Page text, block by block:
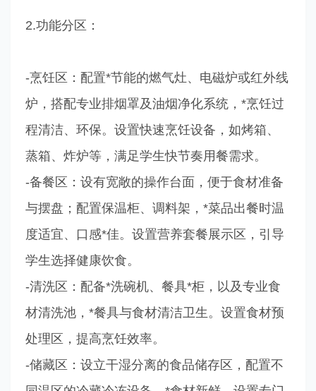
2.功能分区：
-烹饪区：配置*节能的燃气灶、电磁炉或红外线
炉，搭配专业排烟罩及油烟净化系统，*烹饪过
程清洁、环保。设置快速烹饪设备，如烤箱、
蒸箱、炸炉等，满足学生快节奏用餐需求。
-备餐区：设有宽敞的操作台面，便于食材准备
与摆盘；配置保温柜、调料架，*菜品出餐时温
度适宜、口感*佳。设置营养套餐展示区，引导
学生选择健康饮食。
-清洗区：配备*洗碗机、餐具*柜，以及专业食
材清洗池，*餐具与食材清洁卫生。设置食材预
处理区，提高烹饪效率。
-储藏区：设立干湿分离的食品储存区，配置不